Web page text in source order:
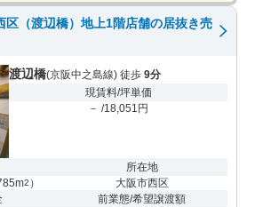
区（渡辺橋）地上1階店舗の居抜き売
渡辺橋(京阪中之島線) 徒歩 9分
現賃料/坪単価
－ /18,051円
2 ）
所在地
大阪市西区
前業態/希望譲渡額